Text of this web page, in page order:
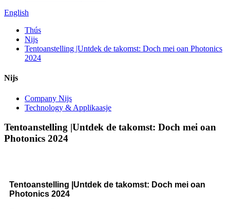
English
Thús
Nijs
Tentoanstelling |Untdek de takomst: Doch mei oan Photonics
2024
Nijs
Company Nijs
Technology & Applikaasje
Tentoanstelling |Untdek de takomst: Doch mei oan
Photonics 2024
Tentoanstelling |Untdek de takomst: Doch mei oan
Photonics 2024